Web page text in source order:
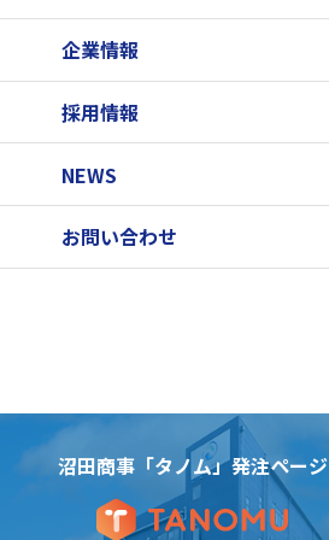
企業情報
採用情報
NEWS
お問い合わせ
沼田商事「タノム」発注ページ